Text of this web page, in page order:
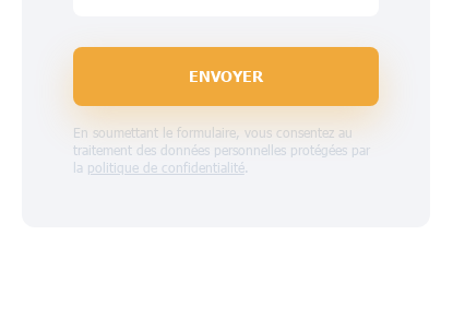
ENVOYER
En soumettant le formulaire, vous consentez au
traitement des données personnelles protégées par
la politique de confidentialité.